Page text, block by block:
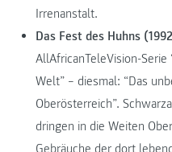
Irrenanstalt.
Das Fest des Huhns
AllAfricanTeleVision-Serie
Welt” – diesmal: “Das
Oberösterreich”.
dringen in die Weiten
Gebräuche der dort